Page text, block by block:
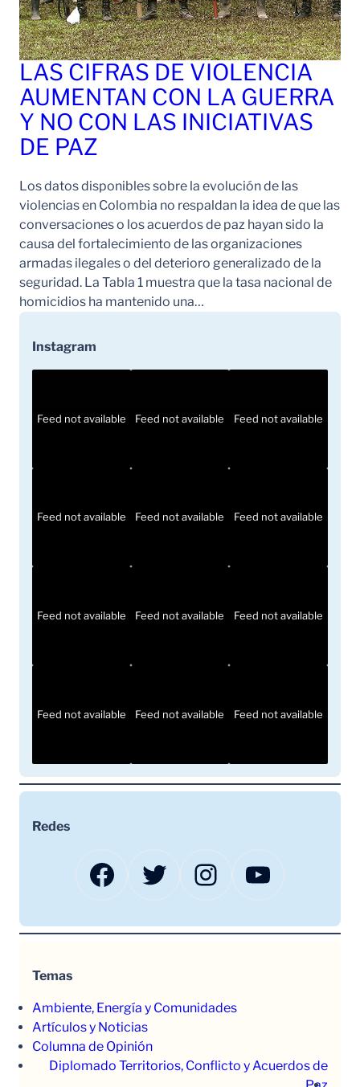
LAS CIFRAS DE VIOLENCIA
AUMENTAN CON LA GUERRA
Y NO CON LAS INICIATIVAS
DE PAZ
Los datos disponibles sobre la evolución de las
violencias en Colombia no respaldan la idea de que las
conversaciones o los acuerdos de paz hayan sido la
causa del fortalecimiento de las organizaciones
armadas ilegales o del deterioro generalizado de la
seguridad. La Tabla 1 muestra que la tasa nacional de
homicidios ha mantenido una…
Instagram
Feed not available Feed not available Feed not available
Feed not available Feed not available Feed not available
Feed not available Feed not available Feed not available
Feed not available Feed not available Feed not available
Redes
Facebook Twitter Instagram YouTube
Temas
Ambiente, Energía y Comunidades
Artículos y Noticias
Columna de Opinión
Diplomado Territorios, Conflicto y Acuerdos de